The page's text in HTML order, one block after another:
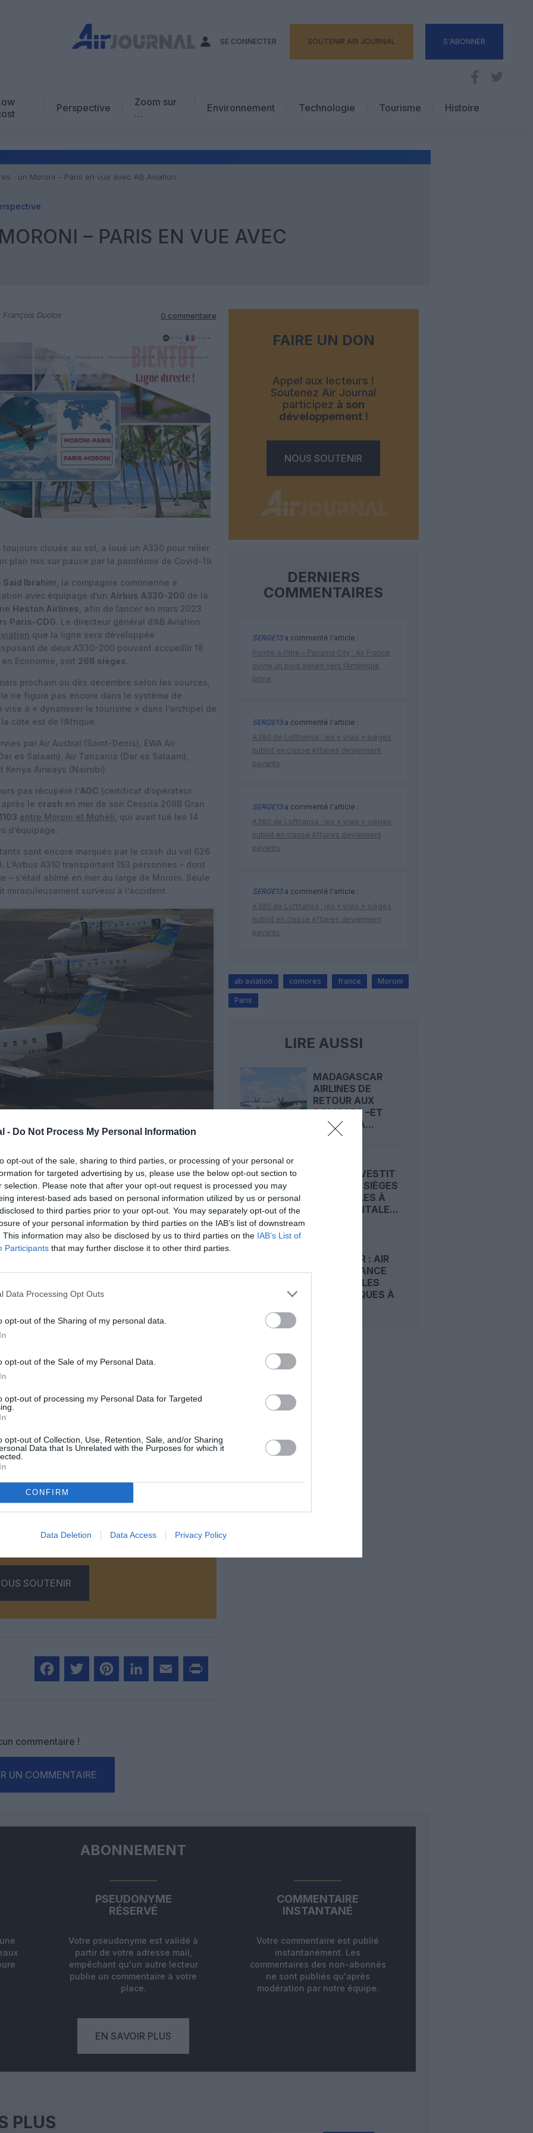
- Do Not Process My Personal Information
opt-out of the sale, sharing to third parties, or processing of your personal or
for targeted advertising by us, please use the below opt-out section to
selection. Please note that after your opt-out request is processed you may
interest-based ads based on personal information utilized by us or personal
to third parties prior to your opt-out. You may separately opt-out of the
of your personal information by third parties on the IAB’s list of downstream
This information may also be disclosed by us to third parties on the IAB’s List of
Participants that may further disclose it to other third parties.
Data Processing Opt Outs
opt-out of the Sharing of my personal data.
opt-out of the Sale of my Personal Data.
opt-out of processing my Personal Data for Targeted
opt-out of Collection, Use, Retention, Sale, and/or Sharing
Data that Is Unrelated with the Purposes for which it
CONFIRM
Data Deletion Data Access Privacy Policy
SE CONNECTER SOUTENIR AIR JOURNAL S'ABONNER
Perspective
Zoom sur
…
Avis d’expert
Environnement Technologie
Tourisme
Hôtellerie
Histoire
: un Moroni – Paris en vue avec AB Aviation
– PARIS EN VUE AVEC
François Duclos 0 commentaire
, toujours clouée au sol, a loué un A330 pour relier
un plan mis sur pause par la pandémie de Covid-19.
Ibrahim , la compagnie comorienne a
avec équipage d’un Airbus A330-200 de la
Heston Airlines , afin de lancer en mars 2023
Paris-CDG. Le directeur général d’AB Aviation
que la ligne sera développée
de deux A330-200 pouvant accueillir 18
Economie, soit 266 sièges.
prochain ou dès décembre selon les sources,
ne figure pas encore dans le système de
vise à « dynamiser le tourisme » dans l’archipel de
côte est de l’Afrique.
par Air Austral (Saint-Denis), EWA Air
es Salaam), Air Tanzania (Dar es Salaam),
Kenya Airways (Nairobi).
pas récupéré l’AOC (certificat d’opérateur
le crash en mer de son Cessna 208B Gran
entre Moroni et Mohéli
, qui avait tué les 14
d’équipage.
sont encore marqués par le crash du vol 626
L’Airbus A310 transportant 153 personnes – dont
– s’était abîmé en mer au large de Moroni. Seule
miraculeusement survécu à l’accident.
©AB Aviation
via Wikimedia Commons
nous, faites un don !
SOUTENIR
commentaire !
UN COMMENTAIRE
FAIRE UN DON
Appel aux lecteurs !
Soutenez Air Journal
participez à son
développement !
NOUS SOUTENIR
DERNIERS
COMMENTAIRES
SERGE13a commenté l'article :
Pointe‑à‑Pitre – Panama City : Air France
ouvre un pont aérien vers l’Amérique
latine
SERGE13a commenté l'article :
A380 de Lufthansa : les « vrais » sièges
hublot en classe Affaires deviennent
payants
SERGE13a commenté l'article :
A380 de Lufthansa : les « vrais » sièges
hublot en classe Affaires deviennent
payants
SERGE13a commenté l'article :
A380 de Lufthansa : les « vrais » sièges
hublot en classe Affaires deviennent
payants
ab aviation comores france Moroni
Paris
LIRE AUSSI
MADAGASCAR
AIRLINES DE
RETOUR AUX
COMORES –ET
BIENTÔT À...
BEOND INVESTIT
DANS 256 SIÈGES
INCLINABLES À
L’HORIZONTALE...
STOPOVER : AIR
FRANCE LANCE
DES ESCALES
TOURISTIQUES À
ABONNEMENT
PSEUDONYME
RÉSERVÉ
Votre pseudonyme est validé à
partir de votre adresse mail,
empêchant qu'un autre lecteur
publie un commentaire à votre
place.
COMMENTAIRE
INSTANTANÉ
Votre commentaire est publié
instantanément. Les
commentaires des non-abonnés
ne sont publiés qu'après
modération par notre équipe.
EN SAVOIR PLUS
PLUS